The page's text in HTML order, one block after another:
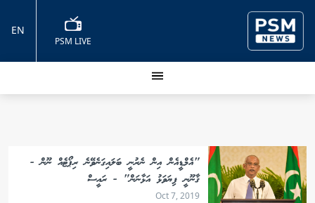
PSM LIVE
EN
"އެމްޑީއެން އިން ނެރުނީ ބަލައިގަނެވޭނެ ރިޕޯޓެއް ނޫން -
ޤާނޫނީ ފިޔަވަޅު އަޅާނަން" - ރައީސް
Oct 7, 2019